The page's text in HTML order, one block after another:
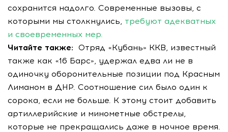
сохранится надолго. Современные вызовы, с
которыми мы столкнулись, требуют адекватных
и своевременных мер.
Читайте также: Отряд «Кубань» ККВ, известный
также как «16 Барс», удержал едва ли не в
одиночку оборонительные позиции под Красным
Лиманом в ДНР. Соотношение сил было один к
сорока, если не больше. К этому стоит добавить
артиллерийские и минометные обстрелы,
которые не прекращались даже в ночное время.